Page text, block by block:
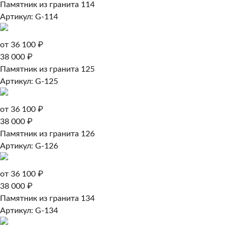
Памятник из гранита 114
Артикул: G-114
от 36 100 ₽
38 000 ₽
Памятник из гранита 125
Артикул: G-125
от 36 100 ₽
38 000 ₽
Памятник из гранита 126
Артикул: G-126
от 36 100 ₽
38 000 ₽
Памятник из гранита 134
Артикул: G-134